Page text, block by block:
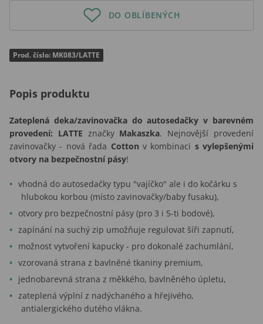
DO OBLÍBENÝCH
Prod. číslo: MK083/LATTE
Popis produktu
Zateplená deka/zavinovačka do autosedačky v barevném
provedení: LATTE značky Makaszka. Nejnovější provedení
zavinovačky - nová řada Cotton v kombinaci s vylepšenými
otvory na bezpečnostní pásy!
vhodná do autosedačky typu "vajíčko" ale i do kočárku s
hlubokou korbou (místo zavinovačky/baby fusaku),
otvory pro bezpečnostní pásy (pro 3 i 5-ti bodové),
zapínání na suchý zip umožňuje regulovat šíři zapnutí,
možnost vytvoření kapucky - pro dokonalé zachumlání,
vzorovaná strana z bavlněné tkaniny premium,
jednobarevná strana z měkkého, bavlněného úpletu,
zateplená výplní z nadýchaného a hřejivého,
antialergického dutého vlákna.